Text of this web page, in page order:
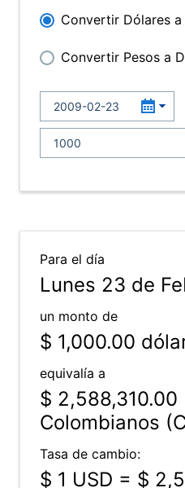
Convertir Dólares a
Convertir Pesos a
Para el día
Lunes 23 de
un monto de
$ 1,000.00
equivalía a
$ 2,588,310.00
Colombianos
Tasa de cambio:
$ 1 USD = $